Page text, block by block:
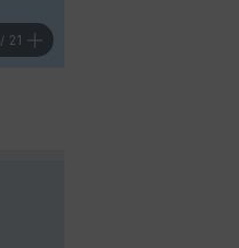
/ 21